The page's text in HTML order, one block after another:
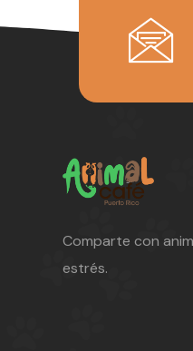
Comparte con
estrés.